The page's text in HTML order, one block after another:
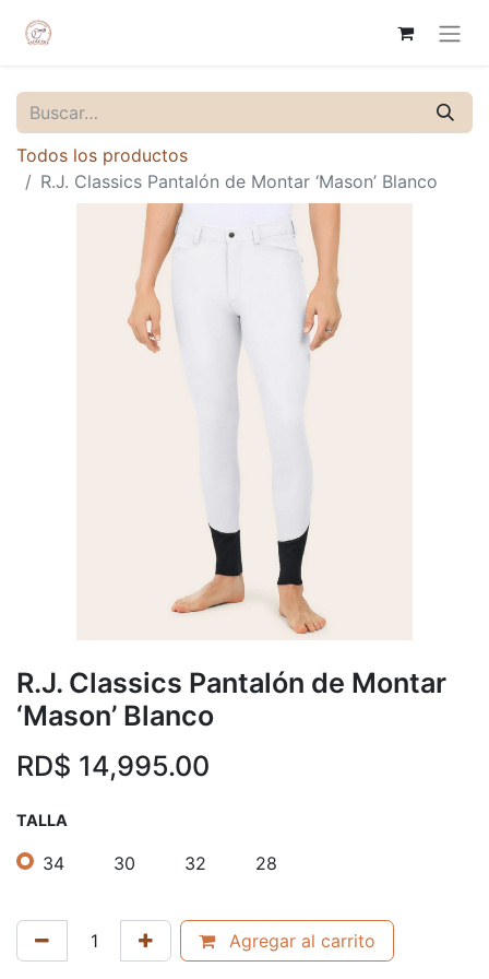
Todos los productos
R.J. Classics Pantalón de Montar ‘Mason’ Blanco
R.J. Classics Pantalón de Montar
‘Mason’ Blanco
RD$ 14,995.00
TALLA
34 30 32 28
Agregar al carrito